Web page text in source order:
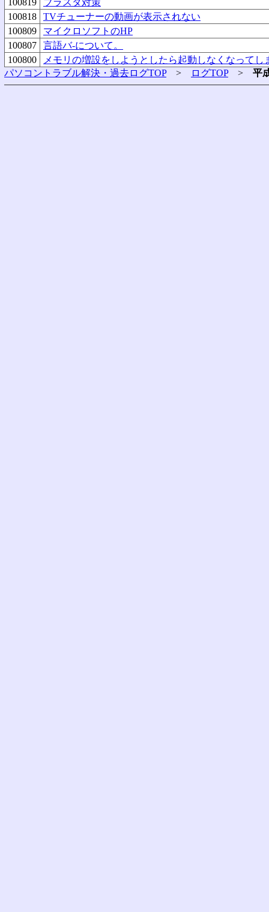
100819
ブラスタ対策
100818
TVチューナーの動画が表示されない
100809
マイクロソフトのHP
100807
言語バ-について。
100800
メモリの増設をしようとしたら起動しなくなってし
パソコントラブル解決・過去ログTOP> ログTOP> 平